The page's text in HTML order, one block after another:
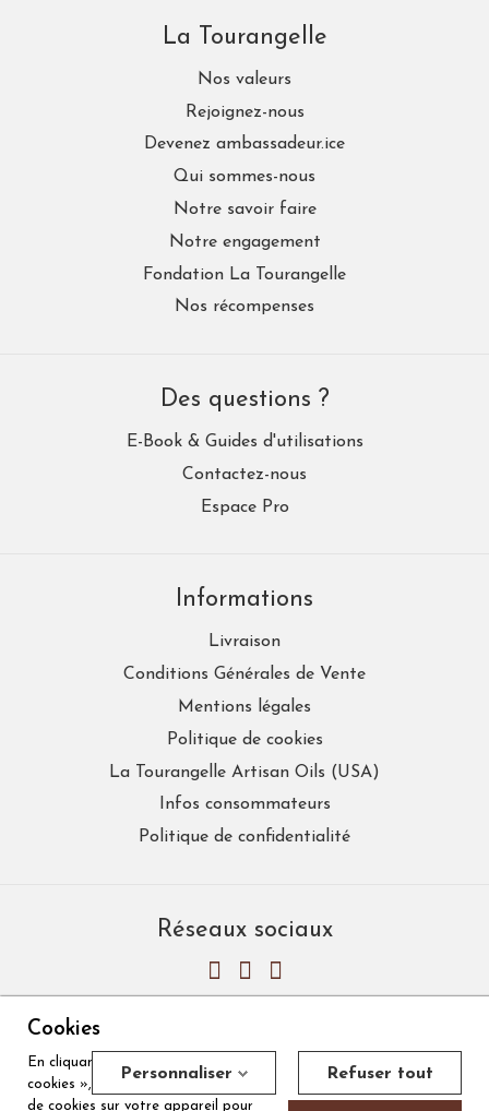
La Tourangelle
Nos valeurs
Rejoignez-nous
Devenez ambassadeur.ice
Qui sommes-nous
Notre savoir faire
Notre engagement
Fondation La Tourangelle
Nos récompenses
Des questions ?
E-Book & Guides d'utilisations
Contactez-nous
Espace Pro
Informations
Livraison
Conditions Générales de Vente
Mentions légales
Politique de cookies
La Tourangelle Artisan Oils (USA)
Infos consommateurs
Politique de confidentialité
Réseaux sociaux
Marchand approuvé par la Société des Avis Garantis,
Cookies
En cliquant sur « Accepter tous les
cookies », vous acceptez le stockage
de cookies sur votre appareil pour
Personnaliser Refuser tout